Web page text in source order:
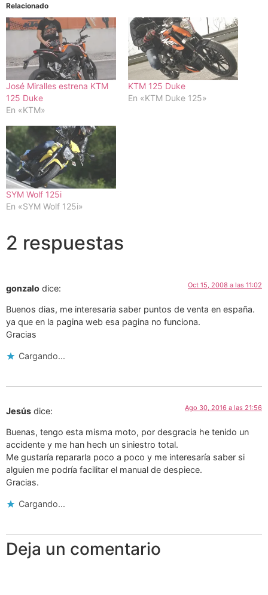
Relacionado
José Miralles estrena KTM
125 Duke
En «KTM»
KTM 125 Duke
En «KTM Duke 125»
SYM Wolf 125i
En «SYM Wolf 125i»
2 respuestas
gonzalo dice: Oct 15, 2008 a las 11:02
Buenos dias, me interesaria saber puntos de venta en españa.
ya que en la pagina web esa pagina no funciona.
Gracias
Cargando...
Jesús dice: Ago 30, 2016 a las 21:56
Buenas, tengo esta misma moto, por desgracia he tenido un
accidente y me han hech un siniestro total.
Me gustaría repararla poco a poco y me interesaría saber si
alguien me podría facilitar el manual de despiece.
Gracias.
Cargando...
Deja un comentario